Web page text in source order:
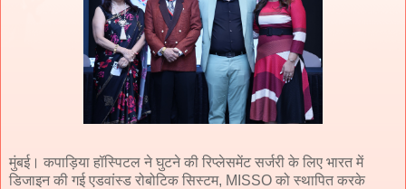
मुंबई। कपाड़िया हॉस्पिटल ने घुटने की रिप्लेसमेंट सर्जरी के लिए भारत में
डिजाइन की गई एडवांस्ड रोबोटिक सिस्टम, MISSO को स्थापित करके